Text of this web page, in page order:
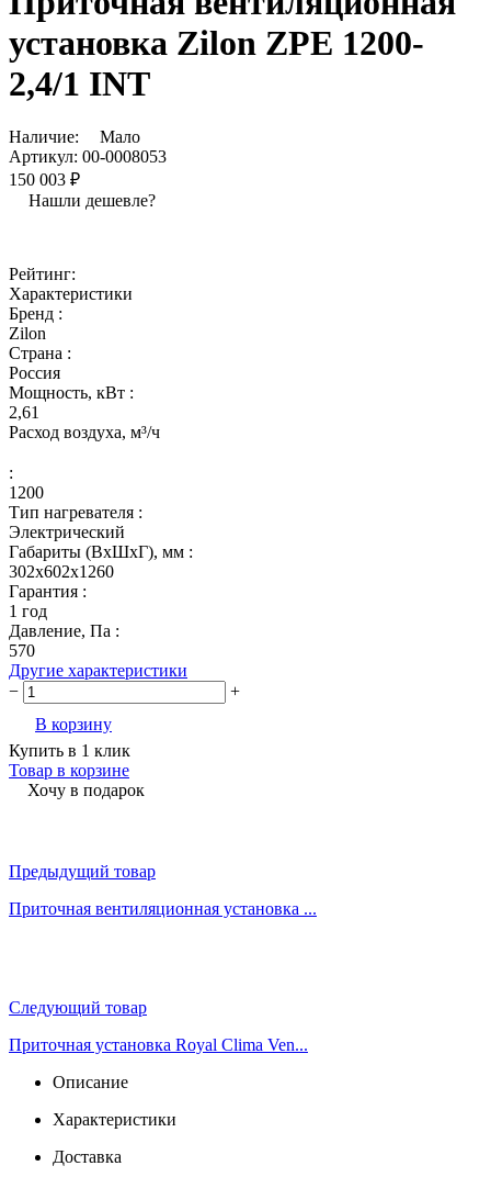
установка Zilon ZPE 1200-
2,4/1 INT
Наличие:
Мало
Артикул: 00-0008053
150 003 ₽
Нашли дешевле?
Рейтинг:
Характеристики
Бренд :
Zilon
Страна :
Россия
Мощность, кВт :
2,61
Расход воздуха, м³/ч
:
1200
Тип нагревателя :
Электрический
Габариты (ВхШхГ), мм :
302х602х1260
Гарантия :
1 год
Давление, Па :
570
Другие характеристики
−
+
В корзину
Купить в 1 клик
Товар в корзине
Хочу в подарок
Предыдущий товар
Приточная вентиляционная установка ...
Следующий товар
Приточная установка Royal Clima Ven...
Описание
Характеристики
Доставка